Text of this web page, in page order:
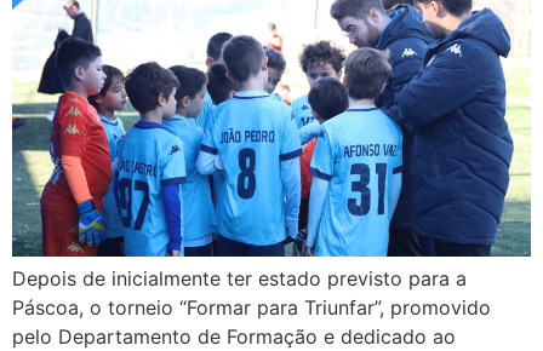
Depois de inicialmente ter estado previsto para a
Páscoa, o torneio “Formar para Triunfar”, promovido
pelo Departamento de Formação e dedicado ao